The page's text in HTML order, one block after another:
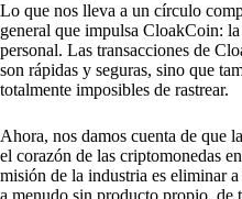
Lo que nos lleva a un círculo
general que impulsa CloakCoin:
personal. Las transacciones de
son rápidas y seguras, sino que
totalmente imposibles de rastrear.
Ahora, nos damos cuenta de que
el corazón de las criptomonedas
misión de la industria es eliminar
a menudo sin producto propio, de